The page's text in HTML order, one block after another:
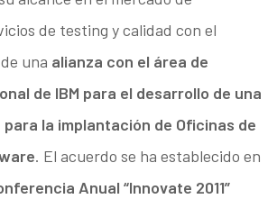
de testing y calidad con el
una alianza con el área de
de IBM para el desarrollo de una
la implantación de Oficinas de
. El acuerdo se ha establecido en
Anual “Innovate 2011”